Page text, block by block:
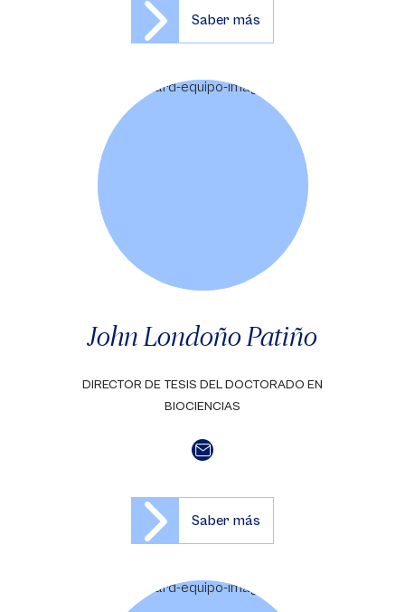
Saber más
John Londoño Patiño
DIRECTOR DE TESIS DEL DOCTORADO EN
BIOCIENCIAS
Saber más